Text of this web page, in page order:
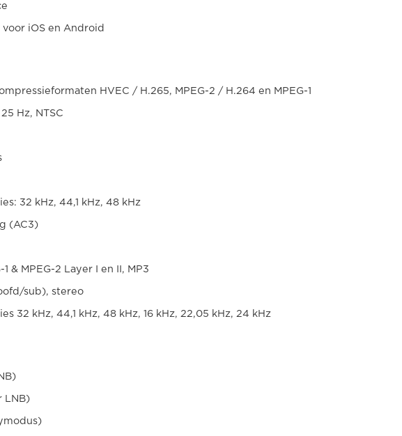
iOS en Android
HVEC / H.265, MPEG-2 / H.264 en MPEG-1
Hz, NTSC
32 kHz, 44,1 kHz, 48 kHz
(AC3)
& MPEG-2 Layer I en II, MP3
sub), stereo
32 kHz, 44,1 kHz, 48 kHz, 16 kHz, 22,05 kHz, 24 kHz
LNB)